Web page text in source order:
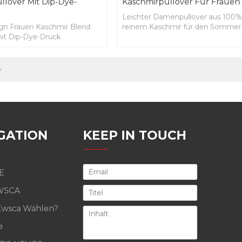
Mit Dip-Dye-
Frauen Kaschmir Blend
Dip-Dye-Druck
Kaschmirpullover Für Frauen
Leichter Damenpullover aus 100%
reinem Kaschmir für den Sommer
Wählen?
KEEP IN TOUCH